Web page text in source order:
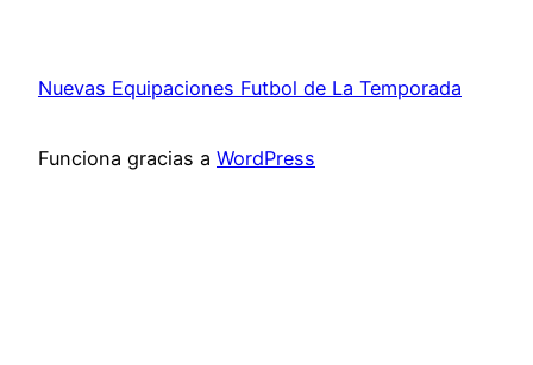
Nuevas Equipaciones Futbol de La Temporada
Funciona gracias a WordPress